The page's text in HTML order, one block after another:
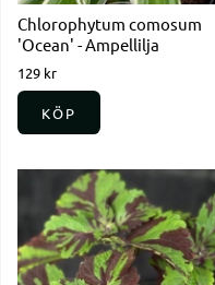
Chlorophytum comosum
'Ocean' - Ampellilja
129 kr
KÖP